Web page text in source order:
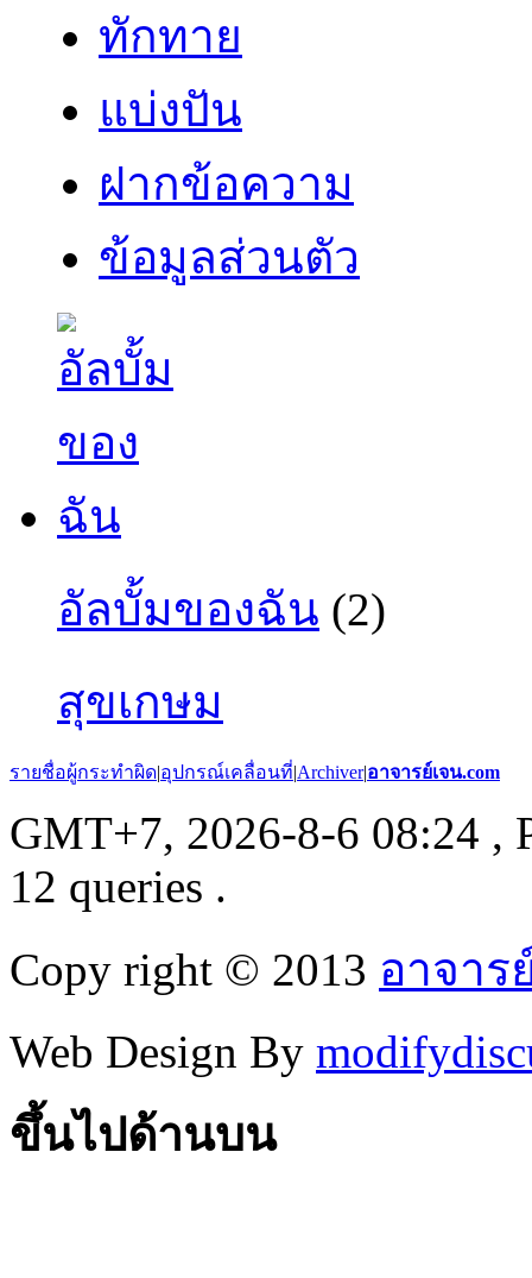
ทักทาย
แบ่งปัน
ฝากข้อความ
ข้อมูลส่วนตัว
อัลบั้มของฉัน (2)
สุขเกษม
รายชื่อผู้กระทำผิด|อุปกรณ์เคลื่อนที่|Archiver|อาจารย์เจน.com
GMT+7, 2026-8-6 08:24 ,
12 queries .
Copy right © 2013 อาจาร
Web Design By
ขึ้นไปด้านบน